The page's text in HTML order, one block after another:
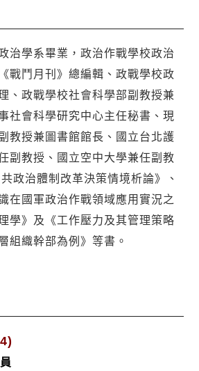
治學系畢業，政治作戰學校政治
戰鬥月刊》總編輯、政戰學校政
、政戰學校社會科學部副教授兼
社會科學研究中心主任秘書、現
教授兼圖書館館長、國立台北護
副教授、國立空中大學兼任副教
治體制改革決策情境析論》、
在國軍政治作戰領域應用實況之
學》及《工作壓力及其管理策略
組織幹部為例》等書。